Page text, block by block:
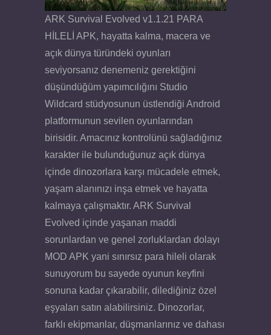
ARK Survival Evolved v1.1.21 PARA
HİLELİ APK, hayatta kalma, macera ve
açık dünya türündeki oyunları
seviyorsanız denemeniz gerektiğini
düşündüğüm yapımcılığını Studio
Wildcard stüdyosunun üstlendiği Android
platformunun sevilen oyunlarından
birisidir. Amacınız kontrolünü sağladığınız
karakter ile bulunduğunuz açık dünya
içinde dinozorlara karşı mücadele etmek,
yaşam alanınızı inşa etmek ve hayatta
kalmaya çalışmaktır. ARK Survival
Evolved içinde yaşanan maddi
sorunlardan ve genel zorluklardan dolayı
MOD APK yani sınırsız para hileli olarak
sunuyorum bu sayede oyunun keyfini
sonuna kadar çıkarabilir, dilediğiniz özel
eşyaları satın alabilirsiniz. Dinozorlar,
farklı ekipmanlar, düşmanlarınız ve dahası